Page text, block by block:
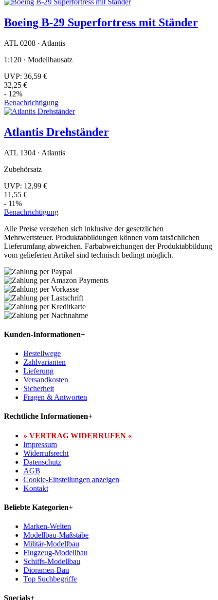
Boeing B-29 Superfortress mit Ständer
ATL 0208 · Atlantis
1:120 · Modellbausatz
UVP: 36,59 €
32,25 €
- 12%
Benachrichtigung
Atlantis Drehständer
ATL 1304 · Atlantis
Zubehörsatz
UVP: 12,99 €
11,55 €
- 11%
Benachrichtigung
Alle Preise verstehen sich inklusive der gesetzlichen
Mehrwertsteuer. Produktabbildungen können vom tatsächlichen
Lieferumfang abweichen. Farbabweichungen der Produktabbildung
vom gelieferten Artikel sind technisch bedingt möglich.
Kunden-Informationen+
Bestellwege
Zahlvarianten
Lieferung
Versandkosten
Sicherheit
Fragen & Antworten
Rechtliche Informationen+
» VERTRAG WIDERRUFEN «
Impressum
Widerrufsrecht
Datenschutz
AGB
Cookie-Einstellungen anzeigen
Kontakt
Beliebte Kategorien+
Marken-Welten
Modellbau-Maßstäbe
Militär-Modellbau
Flugzeug-Modellbau
Schiffs-Modellbau
Dioramen-Bau
Top Suchbegriffe
Specials+